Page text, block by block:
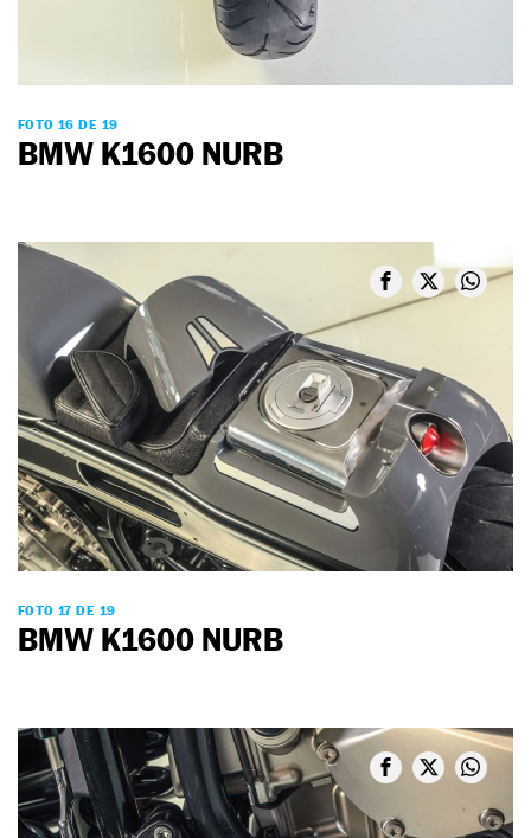
FOTO 16 DE 19
BMW K1600 NURB
FOTO 17 DE 19
BMW K1600 NURB